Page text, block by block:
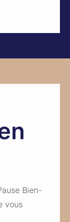
Bien-
vous